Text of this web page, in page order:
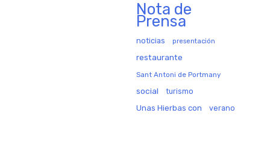
Nota de
Prensa
noticias presentación
restaurante
Sant Antoni de Portmany
social turismo
Unas Hierbas con verano